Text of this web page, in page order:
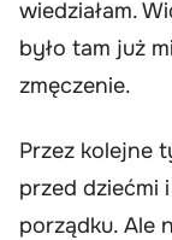
wiedziałam.
było tam już
zmęczenie.
Przez kolejne
przed dziećmi
porządku. Ale